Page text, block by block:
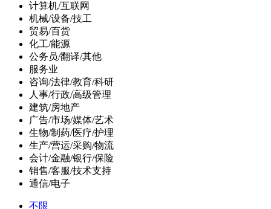
计算机/互联网
机械/设备/技工
贸易/百货
化工/能源
公务员/翻译/其他
服务业
咨询/法律/教育/科研
人事/行政/高级管理
建筑/房地产
广告/市场/媒体/艺术
生物/制药/医疗/护理
生产/营运/采购/物流
会计/金融/银行/保险
销售/客服/技术支持
通信/电子
不限